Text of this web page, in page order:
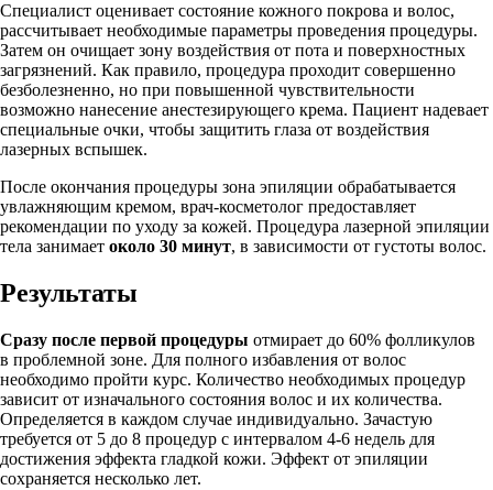
Специалист оценивает состояние кожного покрова и волос,
рассчитывает необходимые параметры проведения процедуры.
Затем он очищает зону воздействия от пота и поверхностных
загрязнений. Как правило, процедура проходит совершенно
безболезненно, но при повышенной чувствительности
возможно нанесение анестезирующего крема. Пациент надевает
специальные очки, чтобы защитить глаза от воздействия
лазерных вспышек.
После окончания процедуры зона эпиляции обрабатывается
увлажняющим кремом, врач-косметолог предоставляет
рекомендации по уходу за кожей. Процедура лазерной эпиляции
тела занимает около 30 минут, в зависимости от густоты волос.
Результаты
Сразу после первой процедуры отмирает до 60% фолликулов
в проблемной зоне. Для полного избавления от волос
необходимо пройти курс. Количество необходимых процедур
зависит от изначального состояния волос и их количества.
Определяется в каждом случае индивидуально. Зачастую
требуется от 5 до 8 процедур с интервалом 4-6 недель для
достижения эффекта гладкой кожи. Эффект от эпиляции
сохраняется несколько лет.